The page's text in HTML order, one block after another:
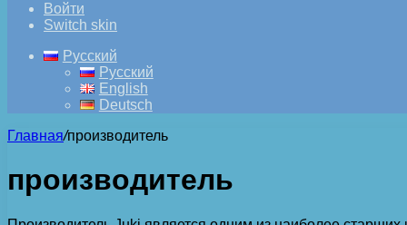
Войти
Switch skin
Русский
Русский
English
Deutsch
Главная/производитель
производитель